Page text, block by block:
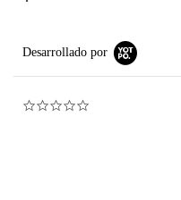
Desarrollado por